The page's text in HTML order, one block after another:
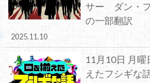
サー ダン・
の一部翻訳
2025.11.10
11月10日 月曜
えたフシギな